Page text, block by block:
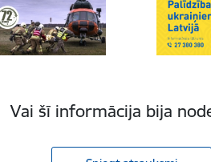
Vai šī informācija bija